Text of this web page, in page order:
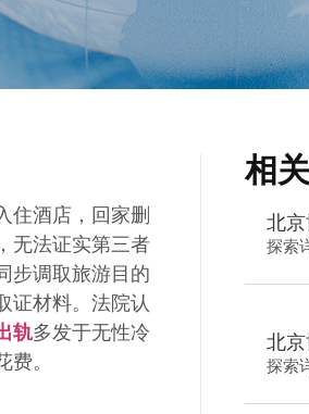
住酒店，回家删
无法证实第三者
步调取旅游目的
证材料。法院认
轨多发于无性冷
。
相
北
动
探索
北
务
探索